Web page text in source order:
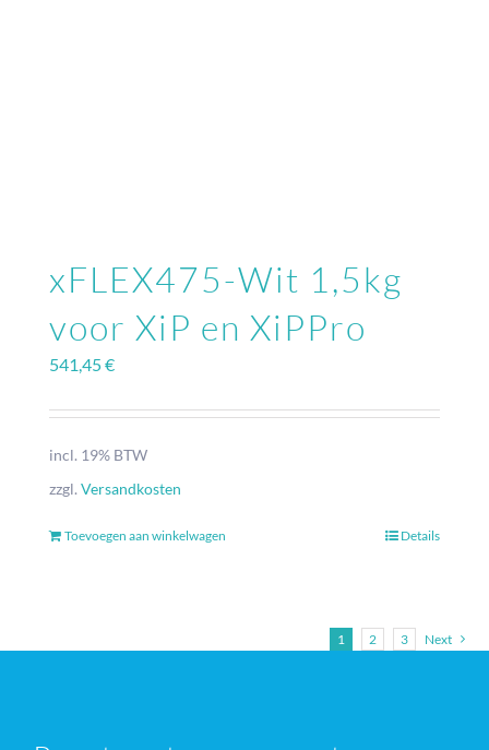
xFLEX475-Wit 1,5kg
voor XiP en XiPPro
541,45€
incl. 19% BTW
zzgl. Versandkosten
Toevoegen aan winkelwagen Details
1 2 3 Next